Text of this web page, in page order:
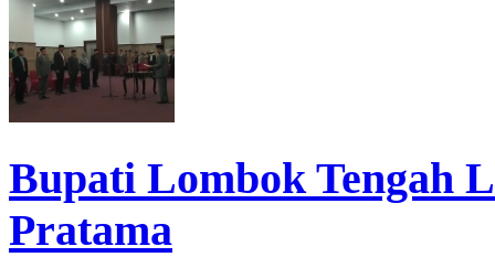
Bupati Lombok Tengah
Pratama